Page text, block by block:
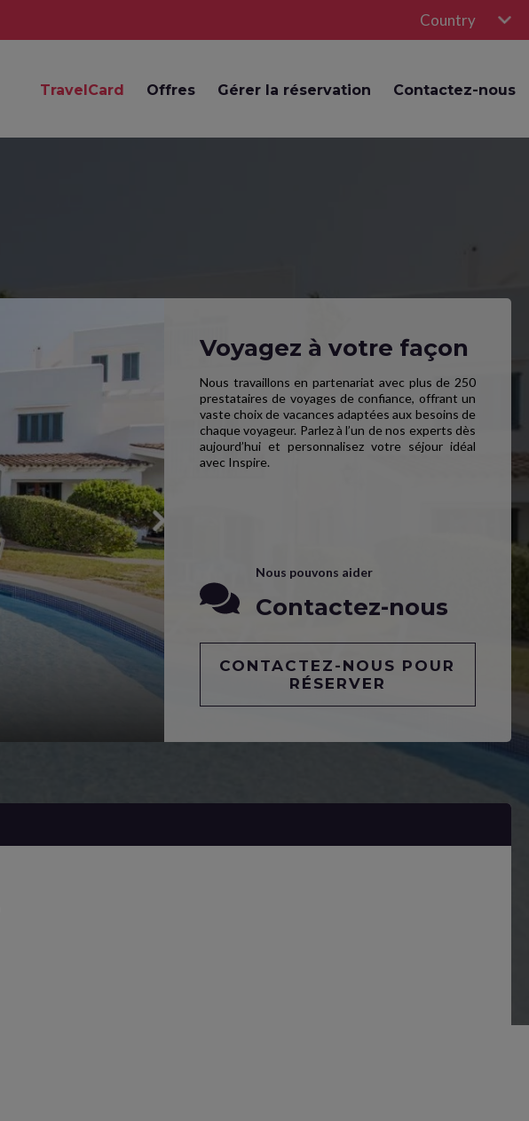
Country
TravelCard Offres Gérer la réservation Contactez-nous
Voyagez à votre façon
Nous travaillons en partenariat avec plus de 250
prestataires de voyages de confiance, offrant un
vaste choix de vacances adaptées aux besoins de
chaque voyageur. Parlez à l’un de nos experts dès
aujourd’hui et personnalisez votre séjour idéal
avec Inspire.
Nous pouvons aider
Contactez-nous
CONTACTEZ-NOUS POUR
RÉSERVER